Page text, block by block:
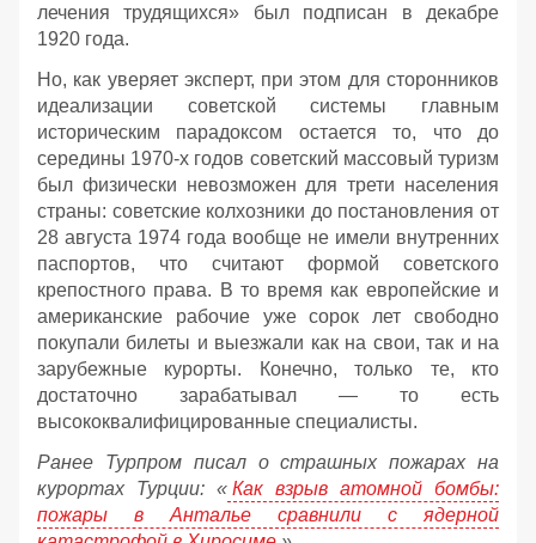
лечения трудящихся» был подписан в декабре
1920 года.
Но, как уверяет эксперт, при этом для сторонников
идеализации советской системы главным
историческим парадоксом остается то, что до
середины 1970-х годов советский массовый туризм
был физически невозможен для трети населения
страны: советские колхозники до постановления от
28 августа 1974 года вообще не имели внутренних
паспортов, что считают формой советского
крепостного права. В то время как европейские и
американские рабочие уже сорок лет свободно
покупали билеты и выезжали как на свои, так и на
зарубежные курорты. Конечно, только те, кто
достаточно зарабатывал — то есть
высококвалифицированные специалисты.
Ранее Турпром писал о страшных пожарах на
курортах Турции: « Как взрыв атомной бомбы:
пожары в Анталье сравнили с ядерной